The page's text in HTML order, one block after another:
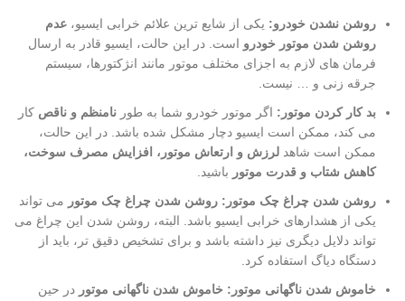
روشن نشدن خودرو: یکی از شایع ترین علائم خرابی ایسیو، عدم
روشن شدن موتور خودرو است. در این حالت، ایسیو قادر به ارسال
فرمان های لازم به اجزای مختلف موتور مانند انژکتورها، سیستم
جرقه زنی و … نیست.
بد کار کردن موتور: اگر موتور خودرو شما به طور نامنظم و ناقص کار
می کند، ممکن است ایسیو دچار مشکل شده باشد. در این حالت،
ممکن است شاهد لرزش و ارتعاش موتور، افزایش مصرف سوخت،
کاهش شتاب و قدرت موتور باشید.
روشن شدن چراغ چک موتور: روشن شدن چراغ چک موتور می تواند
یکی از هشدارهای خرابی ایسیو باشد. البته، روشن شدن این چراغ می
تواند دلایل دیگری نیز داشته باشد و برای تشخیص دقیق تر، باید از
دستگاه دیاگ استفاده کرد.
خاموش شدن ناگهانی موتور: خاموش شدن ناگهانی موتور در حین